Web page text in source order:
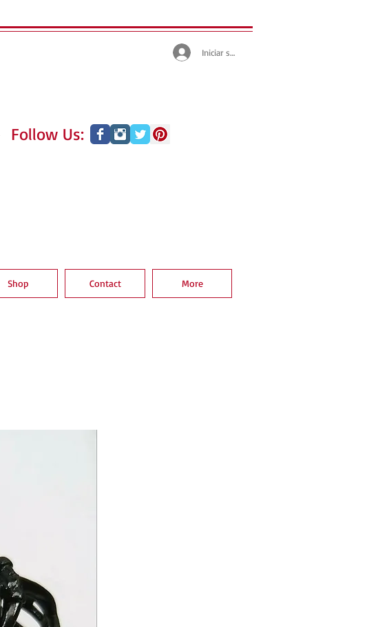
Follow Us:
Iniciar sesión
Shop Contact More